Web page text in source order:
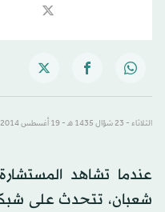
الثلاثاء - 23 شوّال 1435 هـ - 19 أغسطس 2014 م
عندما تشاهد المستشارة
شعبان، تتحدث على